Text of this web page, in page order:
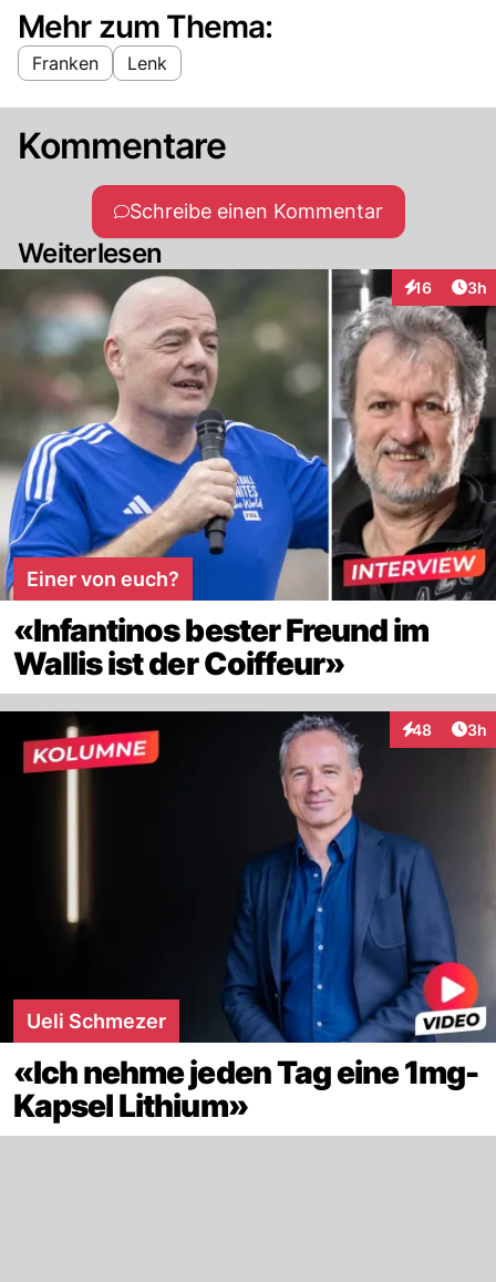
Mehr zum Thema:
Franken Lenk
Kommentare
Schreibe einen Kommentar
Weiterlesen
16
Interaktionen
3h
Einer von euch?
«Infantinos bester Freund im
Wallis ist der Coiffeur»
48
Interaktionen
3h
Ueli Schmezer
«Ich nehme jeden Tag eine 1mg-
Kapsel Lithium»